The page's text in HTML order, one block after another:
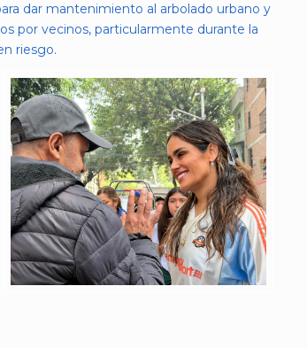
dar mantenimiento al arbolado urbano y
por vecinos, particularmente durante la
riesgo.